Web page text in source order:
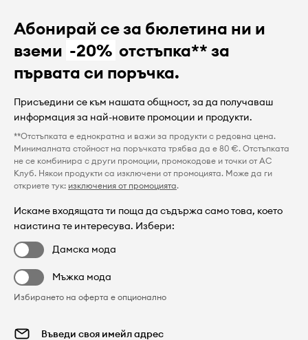
Абонирай се за бюлетина ни и
вземи -20% отстъпка** за
първата си поръчка.
Присъедини се към нашата общност, за да получаваш
информация за най-новите промоции и продукти.
**Отстъпката е еднократна и важи за продукти с редовна цена.
Минималната стойност на поръчката трябва да е 80 €. Отстъпката
не се комбинира с други промоции, промокодове и точки от AC
Клуб. Някои продукти са изключени от промоцията. Може да ги
откриете тук: изключения от промоцията.
Искаме входящата ти поща да съдържа само това, което
наистина те интересува. Избери:
Дамска мода
Мъжка мода
Избирането на оферта е опционално